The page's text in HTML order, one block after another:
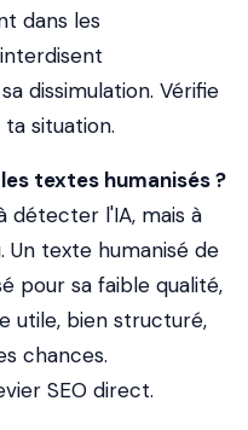
dans les
dissimulation. Vérifie
situation.
textes humanisés ?
détecter l'IA, mais à
Un texte humanisé de
pour sa faible qualité,
utile, bien structuré,
chances.
SEO direct.